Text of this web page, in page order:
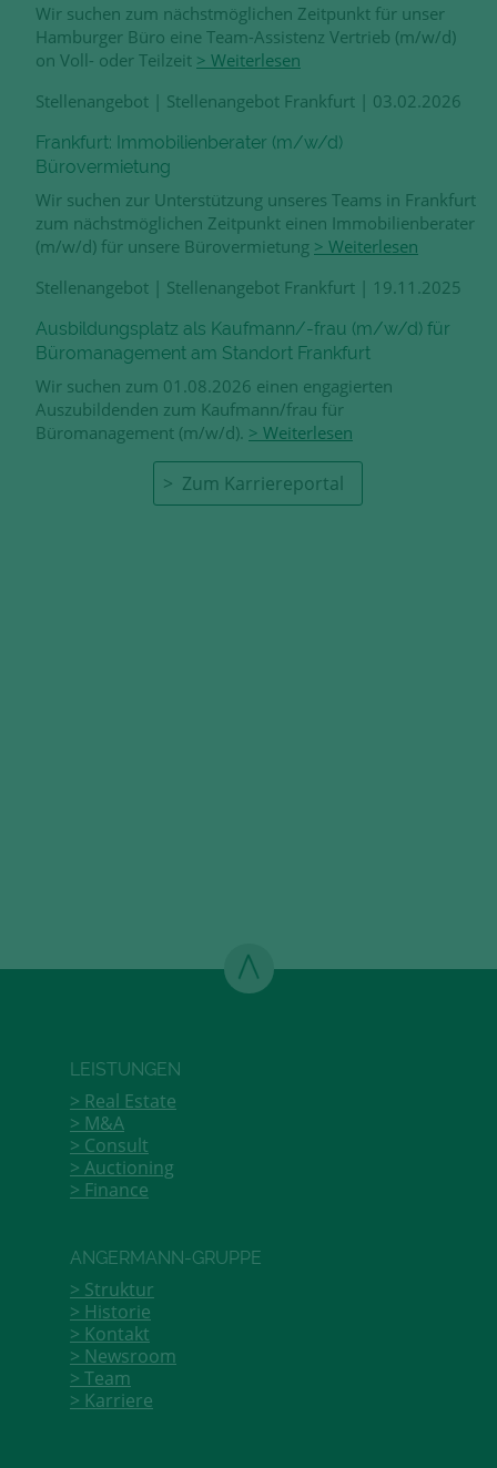
Wir suchen zum nächstmöglichen Zeitpunkt für unser
Hamburger Büro eine Team-Assistenz Vertrieb (m/w/d)
on Voll- oder Teilzeit > Weiterlesen
Stellenangebot | Stellenangebot Frankfurt | 03.02.2026
Frankfurt: Immobilienberater (m/w/d)
Bürovermietung
Wir suchen zur Unterstützung unseres Teams in Frankfurt
zum nächstmöglichen Zeitpunkt einen Immobilienberater
(m/w/d) für unsere Bürovermietung > Weiterlesen
Stellenangebot | Stellenangebot Frankfurt | 19.11.2025
Ausbildungsplatz als Kaufmann/-frau (m/w/d) für
Büromanagement am Standort Frankfurt
Wir suchen zum 01.08.2026 einen engagierten
Auszubildenden zum Kaufmann/frau für
Büromanagement (m/w/d). > Weiterlesen
Zum Karriereportal
LEISTUNGEN
Real Estate
M&A
Consult
Auctioning
Finance
ANGERMANN-GRUPPE
Struktur
Historie
Kontakt
Newsroom
Team
Karriere